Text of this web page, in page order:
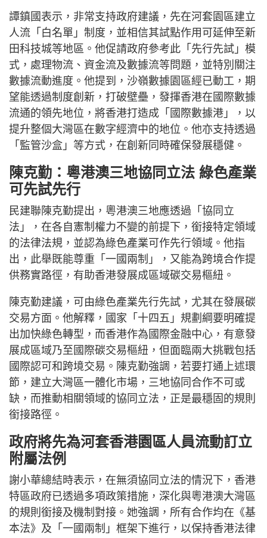
譚鎮國表示，非常支持政府建議，先在河套園區建立
人流「白名單」制度，並相信其試點作用可延伸至新
田科技城等地區。他促請政府參考此「先行先試」模
式，處理物流、資金流及數據流等問題，並特別關注
數據流動進度。他提到，沙嶺數據園區經已動工，期
望能透過制度創新，打破壁壘，發揮香港在國際數據
流通的領先地位，將香港打造成「國際數據港」，以
提升整個大灣區在數字經濟中的地位。他亦支持透過
「監管沙盒」等方式，在創新同時確保發展穩健。
陳克勤：粵港澳三地協同立法 綠色產業
可先試先行
民建聯陳克勤提出，粵港澳三地應透過「協同立
法」，在各自憲制權力不變的前提下，銜接特定領域
的法律法規，並認為綠色產業可作先行領域。他指
出，此舉既能尊重「一國兩制」，又能為跨境合作提
供務實路徑，有助香港發展成區域碳交易樞紐。
陳克勤建議，可由綠色產業先行先試，尤其在發展碳
交易方面。他解釋，國家「十四五」規劃綱要明確提
出加快綠色轉型，而香港作為國際金融中心，有意發
展成區域乃至國際碳交易樞紐，但面臨兩大挑戰包括
國際認可和跨境交易。陳克勤強調，若要打通上述環
節，建立大灣區一體化市場，三地協同合作不可或
缺，而推動相關領域的協同立法，正是最穩固的規則
銜接路徑。
政府將先為河套香港園區人員流動訂立
附屬法例
謝小華總結時表示，在無須協同立法的情況下，香港
特區政府已透過多項政策措施，深化與粵港澳大灣區
的規則銜接及機制對接。她強調，所有合作均在《基
本法》及「一國兩制」框架下進行，以保持香港法律